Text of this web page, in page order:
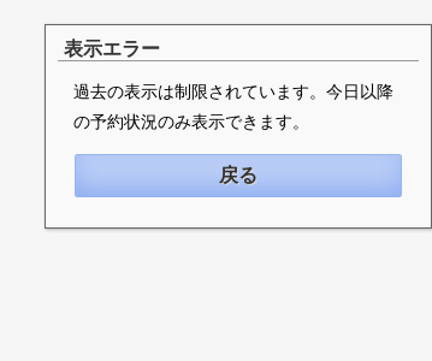
表示エラー
過去の表示は制限されています。今日以降
の予約状況のみ表示できます。
戻る